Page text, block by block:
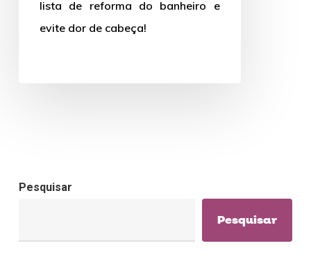
lista de reforma do banheiro e
evite dor de cabeça!
Pesquisar
Pesquisar